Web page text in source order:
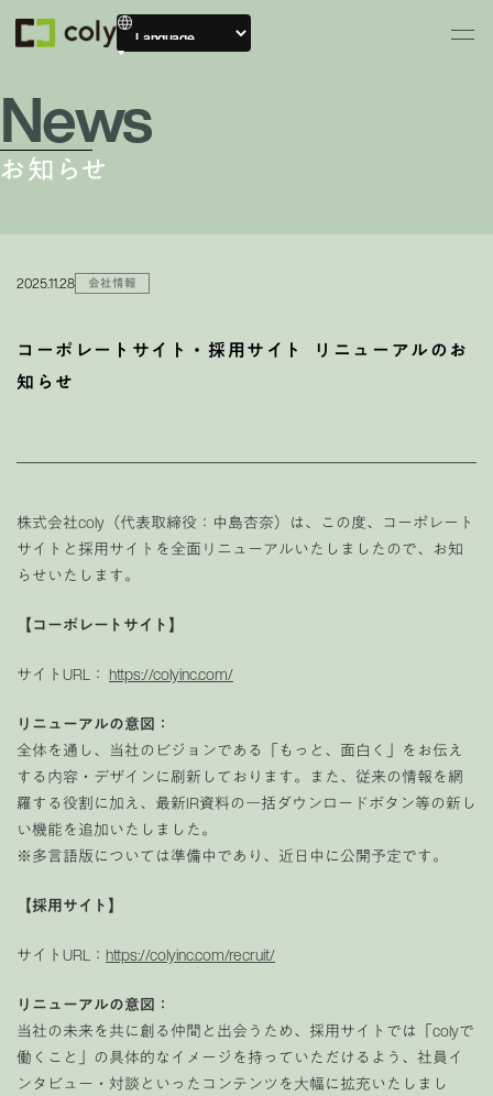
News
お知らせ
2025.11.28 会社情報
コーポレートサイト・採用サイト リニューアルのお
知らせ
株式会社coly（代表取締役：中島杏奈）は、この度、コーポレート
サイトと採用サイトを全面リニューアルいたしましたので、お知
らせいたします。
【コーポレートサイト】
サイトURL： https://colyinc.com/
リニューアルの意図：
全体を通し、当社のビジョンである「もっと、面白く」をお伝え
する内容・デザインに刷新しております。また、従来の情報を網
羅する役割に加え、最新IR資料の一括ダウンロードボタン等の新し
い機能を追加いたしました。
※多言語版については準備中であり、近日中に公開予定です。
【採用サイト】
サイトURL： https://colyinc.com/recruit/
リニューアルの意図：
当社の未来を共に創る仲間と出会うため、採用サイトでは「colyで
働くこと」の具体的なイメージを持っていただけるよう、社員イ
ンタビュー・対談といったコンテンツを大幅に拡充いたしまし